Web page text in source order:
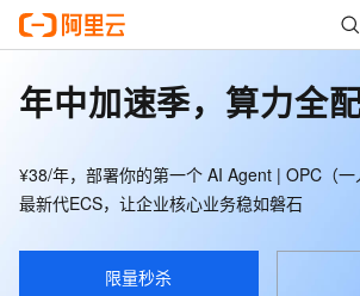
年中加速季，算力全
¥38/年，部署你的第一个 AI Agent | OPC（
最新代ECS，让企业核心业务稳如磐石
限量秒杀